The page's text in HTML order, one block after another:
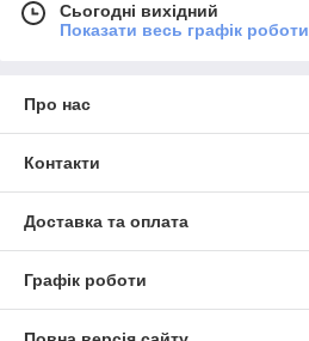
Сьогодні вихідний
Показати весь графік роботи
Про нас
Контакти
Доставка та оплата
Графік роботи